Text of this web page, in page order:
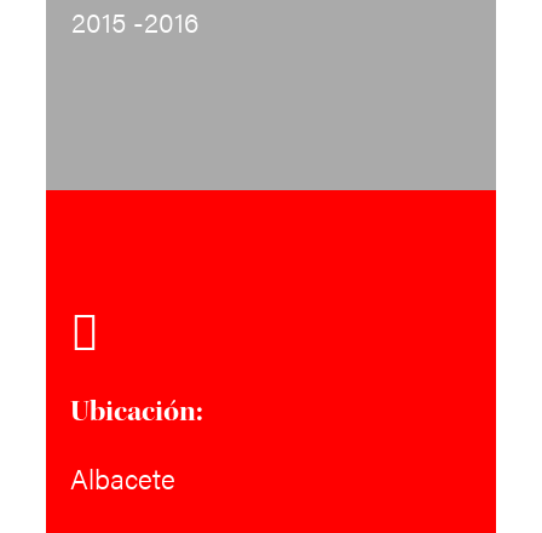
2015 -2016
Ubicación:
Albacete